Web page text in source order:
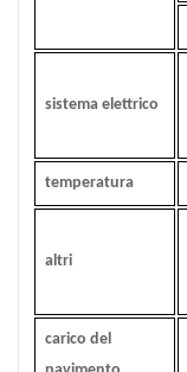
sistema elettrico
temperatura
altri
carico del